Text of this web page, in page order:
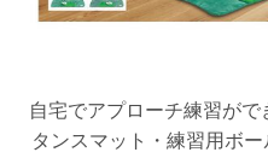
お買い物を続ける
お買い物を続ける
自宅でアプローチ練習が
タンスマット・練習用ボ